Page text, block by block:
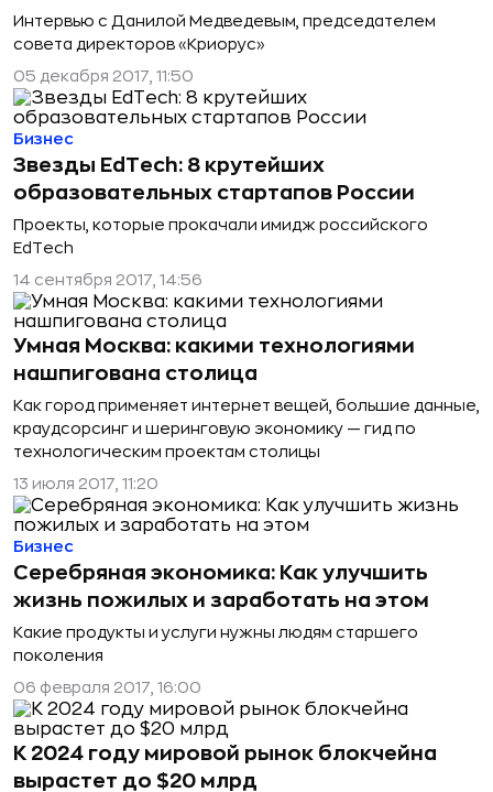
Интервью с Данилой Медведевым, председателем
совета директоров «Криорус»
05 декабря 2017, 11:50
Звезды EdTech: 8 крутейших
образовательных стартапов России
Проекты, которые прокачали имидж российского
EdTech
Бизнес
14 сентября 2017, 14:56
Умная Москва: какими технологиями
нашпигована столица
Как город применяет интернет вещей, большие данные,
краудсорсинг и шеринговую экономику — гид по
технологическим проектам столицы
13 июля 2017, 11:20
Серебряная экономика: Как улучшить
жизнь пожилых и заработать на этом
Какие продукты и услуги нужны людям старшего
поколения
Бизнес
06 февраля 2017, 16:00
К 2024 году мировой рынок блокчейна
вырастет до $20 млрд